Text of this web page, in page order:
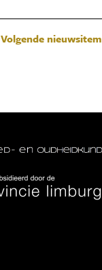
Volgende nieuwsitem